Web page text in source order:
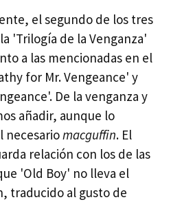
el segundo de los tres
'Trilogía de la Venganza'
a las mencionadas en el
for Mr. Vengeance' y
De la venganza y
añadir, aunque lo
necesariomacguffin. El
relación con los de las
'Old Boy' no lleva el
traducido al gusto de